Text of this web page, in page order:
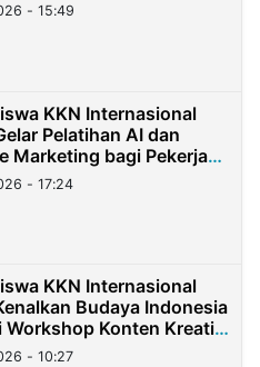
- 15:49
KKN Internasional
Pelatihan AI dan
Marketing bagi Pekerja
di Taiwan
- 17:24
KKN Internasional
Budaya Indonesia
Workshop Konten Kreatif
- 10:27